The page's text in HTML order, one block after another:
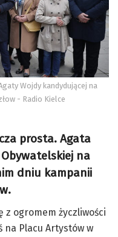
Wojdy kandydującej na
- Radio Kielce
prosta. Agata
na
dniu kampanii
z ogromem życzliwości
na Placu Artystów w